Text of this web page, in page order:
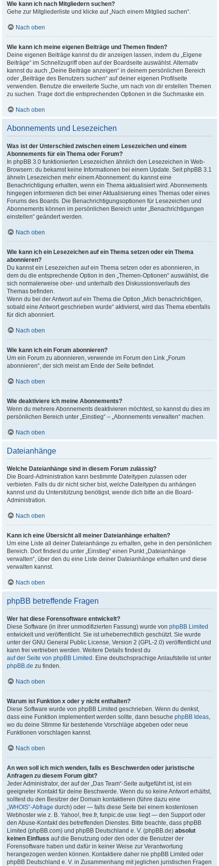
Wie kann ich nach Mitgliedern suchen?
Gehe zur Mitgliederliste und klicke auf „Nach einem Mitglied suchen“.
Nach oben
Wie kann ich meine eigenen Beiträge und Themen finden?
Deine eigenen Beiträge kannst du dir anzeigen lassen, indem du „Eigene
Beiträge“ im Schnellzugriff oben auf der Boardseite auswählst. Alternativ
kannst du auch „Deine Beiträge anzeigen“ in deinem persönlichen Bereich
oder „Beiträge des Benutzers suchen“ auf deiner eigenen Profilseite
verwenden. Benutze die erweiterte Suche, um nach von dir erstellen Themen
zu suchen. Trage dort die entsprechenden Optionen in die Suchmaske ein.
Nach oben
Abonnements und Lesezeichen
Was ist der Unterschied zwischen einem Lesezeichen und einem
Abonnements für ein Thema oder Forum?
In phpBB 3.0 funktionierten Lesezeichen ähnlich den Lesezeichen in Web-
Browsern: du bekamst keine Informationen bei einem Update. Seit phpBB 3.1
ähneln Lesezeichen mehr einem Abonnement: du kannst eine
Benachrichtigung erhalten, wenn ein Thema aktualisiert wird. Abonnements
hingegen informieren dich bei einer Aktualisierung eines Themas oder eines
Forums des Boards. Die Benachrichtigungsoptionen für Lesezeichen und
Abonnements können im persönlichen Bereich unter „Benachrichtigungen
einstellen“ geändert werden.
Nach oben
Wie kann ich ein Lesezeichen auf ein Thema setzen oder ein Thema
abonnieren?
Du kannst ein Lesezeichen auf ein Thema setzen oder es abonnieren, in
dem du die entsprechende Option in den „Themen-Optionen“ auswählst, die
sich normalerweise ober- und unterhalb des Diskussionsverlaufs des
Themas befinden.
Wenn du bei der Antwort auf ein Thema die Option „Mich benachrichtigen,
sobald eine Antwort geschrieben wurde“ aktivierst, wird das Thema ebenfalls
für dich abonniert.
Nach oben
Wie kann ich ein Forum abonnieren?
Um ein Forum zu abonnieren, verwende im Forum den Link „Forum
abonnieren“, der sich meist am Ende der Seite befindet.
Nach oben
Wie deaktiviere ich meine Abonnements?
Wenn du mehrere Abonnements deaktivieren möchtest, so kannst du dies im
persönlichen Bereich unter „Einstieg“ – „Abonnements verwalten“ machen.
Nach oben
Dateianhänge
Welche Dateianhänge sind in diesem Forum zulässig?
Die Board-Administration kann bestimmte Dateitypen zulassen oder
verbieten. Falls du dir nicht sicher bist, welche Dateitypen du anhängen
kannst und du Unterstützung benötigst, wende dich bitte an die Board-
Administration.
Nach oben
Kann ich eine Übersicht all meiner Dateianhänge erhalten?
Um eine Liste all deiner Dateianhänge zu erhalten, gehe in den persönlichen
Bereich. Dort findest du unter „Einstieg“ einen Punkt „Dateianhänge
verwalten“, über den du eine Liste deiner Dateianhänge erhalten und diese
verwalten kannst.
Nach oben
phpBB betreffende Fragen
Wer hat diese Forensoftware entwickelt?
Diese Software (in ihrer unmodifizierten Fassung) wurde vonphpBB Limited
entwickelt und veröffentlicht. Sie ist urheberrechtlich geschützt. Sie wurde
unter der GNU General Public License, Version 2 (GPL-2.0) veröffentlicht und
kann frei vertrieben werden. Weitere Details findest du
auf der Seite von phpBB Limited . Eine deutschsprachige Anlaufstelle ist unter
phpBB.de zu finden.
Nach oben
Warum ist Funktion x oder y nicht enthalten?
Diese Software wurde von phpBB Limited geschrieben. Wenn du denkst,
dass eine Funktion implementiert werden sollte, dann besuchephpBB Ideas,
wo du deine Stimme für bestehende Vorschläge abgeben oder neue
Funktionen vorschlagen kannst.
Nach oben
An wen soll ich mich wenden, falls es Beschwerden oder juristische
Anfragen zu diesem Forum gibt?
Jeder Administrator, der auf der „Das Team“-Seite aufgeführt ist, ist ein
geeigneter Kontakt für deine Beschwerde. Wenn du so keine Antwort erhältst,
solltest du den Besitzer der Domain kontaktieren (führe dazu eine
„WHOIS“-Abfrage durch) oder — falls diese Seite bei einem kostenlosen
Webhoster wie z. B. Yahoo!, free.fr, funpic.de usw. liegt — den Support oder
den Abuse-Kontakt des betreffenden Dienstes. Bitte beachte, dass phpBB
Limited (phpBB.com) und phpBB Deutschland e. V. (phpBB.de)absolut
keinen Einfluss auf die Benutzung oder den oder die Benutzer der
Forensoftware haben und dafür in keiner Weise zur Verantwortung
herangezogen werden können. Kontaktiere daher nie phpBB Limited oder
phpBB Deutschland e. V. in Zusammenhang mit jeglichen juristischen Fragen